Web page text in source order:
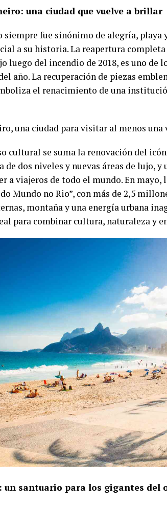
una ciudad que vuelve a brillar
siempre fue sinónimo de alegría, playa
a su historia. La reapertura
luego del incendio de 2018, es uno de
año. La recuperación de piezas
el renacimiento de una
cultural se suma la renovación del
de dos niveles y nuevas áreas de lujo,
a viajeros de todo el mundo. En mayo,
Mundo no Rio”, con más de 2,5
montaña y una energía urbana
para combinar cultura, naturaleza y
un santuario para los gigantes del